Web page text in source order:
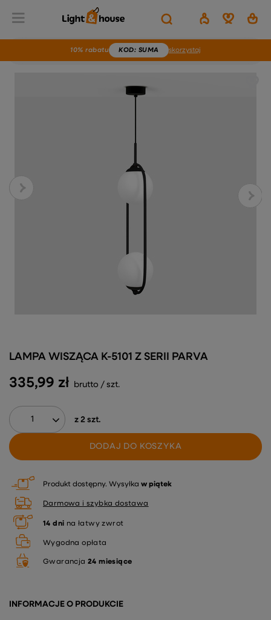
10% rabatu KOD: SUMA skorzystaj
335,99 zł brutto / szt.
z 2 szt.
DODAJ DO KOSZYKA
LAMPA WISZĄCA K-5101 Z SERII PARVA
Produkt dostępny Wysyłka w piątek
Darmowa i szybka dostawa
14 dni na łatwy zwrot
Wygodna opłata
Gwarancja 24 miesiące
INFORMACJE O PRODUKCIE